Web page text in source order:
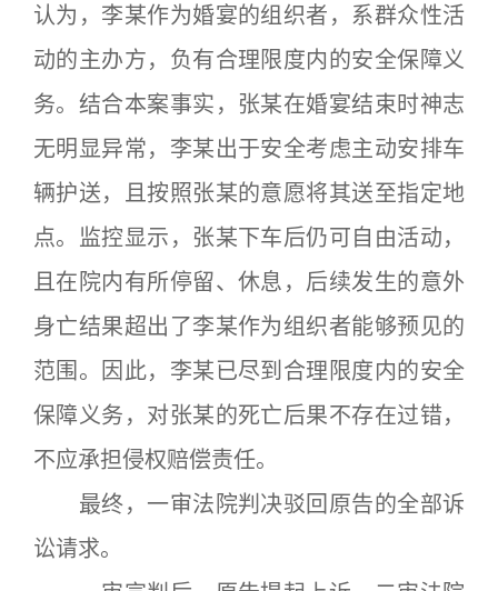
认为，李某作为婚宴的组织者，系群众性活
动的主办方，负有合理限度内的安全保障义
务。结合本案事实，张某在婚宴结束时神志
无明显异常，李某出于安全考虑主动安排车
辆护送，且按照张某的意愿将其送至指定地
点。监控显示，张某下车后仍可自由活动，
且在院内有所停留、休息，后续发生的意外
身亡结果超出了李某作为组织者能够预见的
范围。因此，李某已尽到合理限度内的安全
保障义务，对张某的死亡后果不存在过错，
不应承担侵权赔偿责任。
最终，一审法院判决驳回原告的全部诉
讼请求。